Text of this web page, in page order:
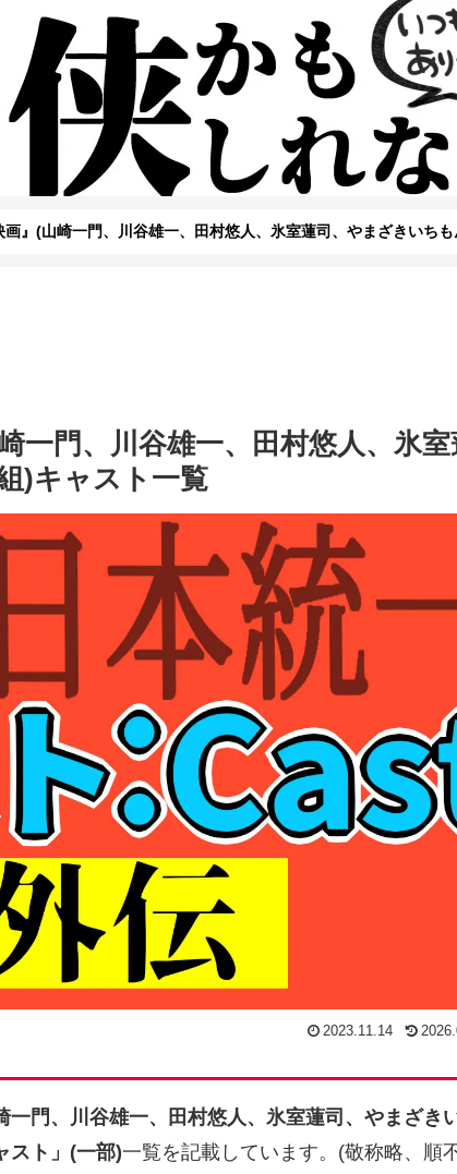
画』(山崎一門、川谷雄一、田村悠人、氷室蓮司、やまざきいち
一門、川谷雄一、田村悠人、氷室
)キャスト一覧
2023.11.14
一門、川谷雄一、田村悠人、氷室蓮司、やまざき
スト」(一部)一覧を記載しています。(敬称略、順